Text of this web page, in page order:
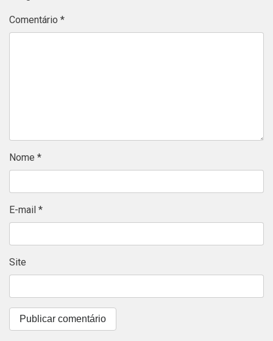
Comentário *
Nome *
E-mail *
Site